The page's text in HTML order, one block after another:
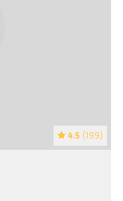
4.5 (199)